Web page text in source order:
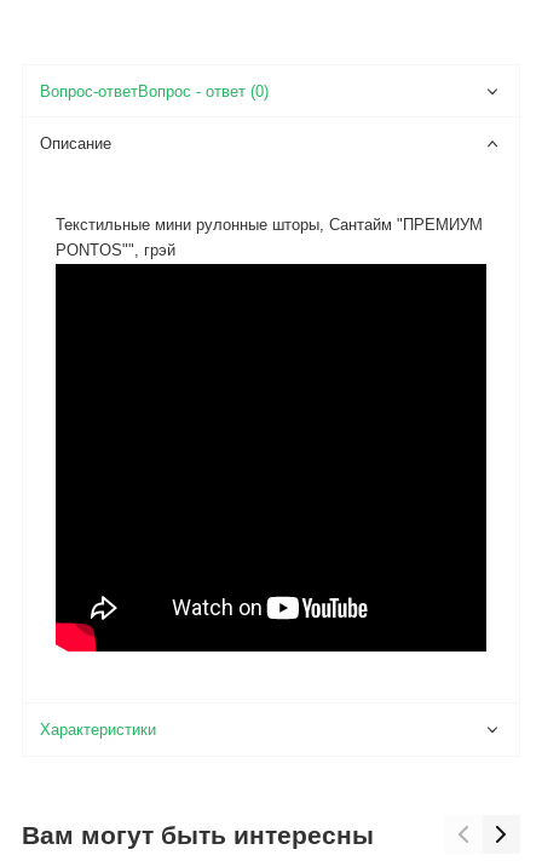
Вопрос - ответ (0)
Описание
Текстильные мини рулонные шторы, Сантайм "ПРЕМИУМ
PONTOS"", грэй
Вам могут быть интересны